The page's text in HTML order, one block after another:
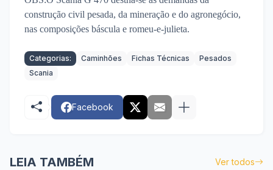
construção civil pesada, da mineração e do agronegócio,
nas composições báscula e romeu-e-julieta.
Categorias: Caminhões Fichas Técnicas
Pesados
Scania
Facebook
LEIA TAMBÉM Ver todos